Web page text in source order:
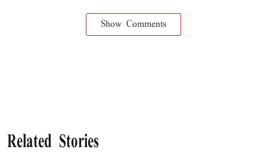
Show Comments
Related Stories